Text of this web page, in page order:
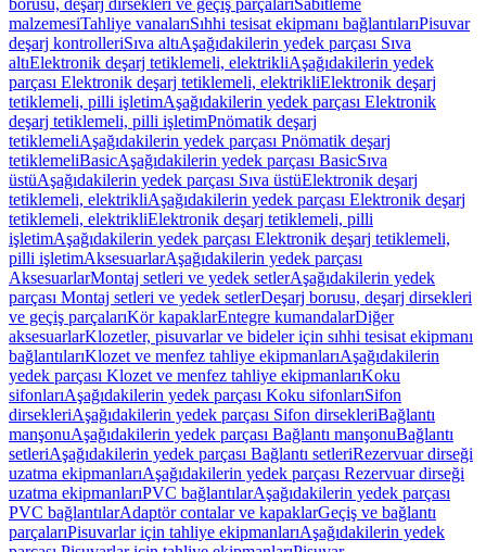
borusu, deşarj dirsekleri ve geçiş parçalarıSabitleme
malzemesiTahliye vanalarıSıhhi tesisat ekipmanı bağlantılarıPisuvar
deşarj kontrolleriSıva altıAşağıdakilerin yedek parçası Sıva
altıElektronik deşarj tetiklemeli, elektrikliAşağıdakilerin yedek
parçası Elektronik deşarj tetiklemeli, elektrikliElektronik deşarj
tetiklemeli, pilli işletimAşağıdakilerin yedek parçası Elektronik
deşarj tetiklemeli, pilli işletimPnömatik deşarj
tetiklemeliAşağıdakilerin yedek parçası Pnömatik deşarj
tetiklemeliBasicAşağıdakilerin yedek parçası BasicSıva
üstüAşağıdakilerin yedek parçası Sıva üstüElektronik deşarj
tetiklemeli, elektrikliAşağıdakilerin yedek parçası Elektronik deşarj
tetiklemeli, elektrikliElektronik deşarj tetiklemeli, pilli
işletimAşağıdakilerin yedek parçası Elektronik deşarj tetiklemeli,
pilli işletimAksesuarlarAşağıdakilerin yedek parçası
AksesuarlarMontaj setleri ve yedek setlerAşağıdakilerin yedek
parçası Montaj setleri ve yedek setlerDeşarj borusu, deşarj dirsekleri
ve geçiş parçalarıKör kapaklarEntegre kumandalarDiğer
aksesuarlarKlozetler, pisuvarlar ve bideler için sıhhi tesisat ekipmanı
bağlantılarıKlozet ve menfez tahliye ekipmanlarıAşağıdakilerin
yedek parçası Klozet ve menfez tahliye ekipmanlarıKoku
sifonlarıAşağıdakilerin yedek parçası Koku sifonlarıSifon
dirsekleriAşağıdakilerin yedek parçası Sifon dirsekleriBağlantı
manşonuAşağıdakilerin yedek parçası Bağlantı manşonuBağlantı
setleriAşağıdakilerin yedek parçası Bağlantı setleriRezervuar dirseği
uzatma ekipmanlarıAşağıdakilerin yedek parçası Rezervuar dirseği
uzatma ekipmanlarıPVC bağlantılarAşağıdakilerin yedek parçası
PVC bağlantılarAdaptör contalar ve kapaklarGeçiş ve bağlantı
parçalarıPisuvarlar için tahliye ekipmanlarıAşağıdakilerin yedek